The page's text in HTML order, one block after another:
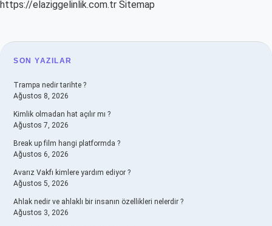
https://elaziggelinlik.com.tr Sitemap
SIDEBAR
SON YAZILAR
Trampa nedir tarihte ?
Ağustos 8, 2026
Kimlik olmadan hat açılır mı ?
Ağustos 7, 2026
Break up film hangi platformda ?
Ağustos 6, 2026
Avarız Vakfı kimlere yardım ediyor ?
Ağustos 5, 2026
Ahlak nedir ve ahlaklı bir insanın özellikleri nelerdir ?
Ağustos 3, 2026